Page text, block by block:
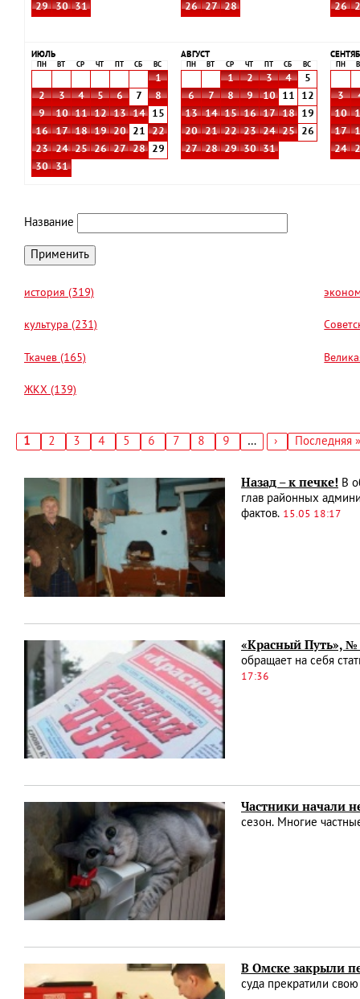
29
30 31
26
27 28
26
ИЮЛЬ
ПН ВТ СР ЧТ СБ ВС
1
2
3 4 5 6 7
8
9
10 11 12 13 14
15
16
17 18 19 20 21
22
23
24 25 26 27 28
29
30
31
АВГУСТ
ПН ВТ СР ЧТ СБ ВС
1 2 3 4
5
6
7 8 9 10 11
12
13
14 15 16 17 18
19
20
21 22 23 24 25
26
27
28 29 30 31
ПН
3
10
17
24
Название
история (319)
культура (231)
Ткачев (165)
ЖКХ (139)
Текущая
1 Страница
2 Страница
3 Страница
4 Страница
5 Страница
6 Страница
7 Страница
8 Страница
9 …
Следующая
›
Последняя
Последняя »
Назад – к печке! В
глав районных
фактов. 15.05 18:17
«Красный Путь», №
обращает на себя
17:36
Частники начали
сезон. Многие
В Омске закрыли
суда прекратили